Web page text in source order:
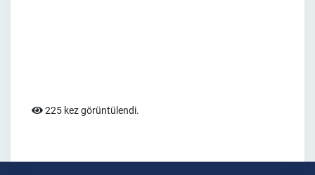
225 kez görüntülendi.